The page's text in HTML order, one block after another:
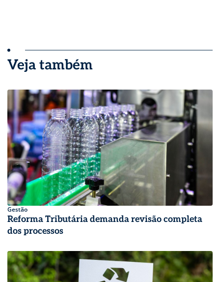
Veja também
Gestão
Reforma Tributária demanda revisão completa
dos processos